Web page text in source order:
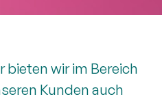
wir im Bereich
Kunden auch